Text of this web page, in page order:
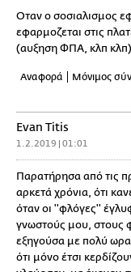
Οταν ο σοσιαλισμος
εφαρμοζεται στις
(αυξηση ΦΠΑ, κλπ κλπ)
Αναφορά Μόνιμος
Evan Titis
1.2.2019 | 01:01
Παρατήρησα από τις
αρκετά χρόνια, ότι
όταν οι ''φλόγες''
γνωστούς μου, στους
εξηγούσα με πολύ
ότι μόνο έτσι